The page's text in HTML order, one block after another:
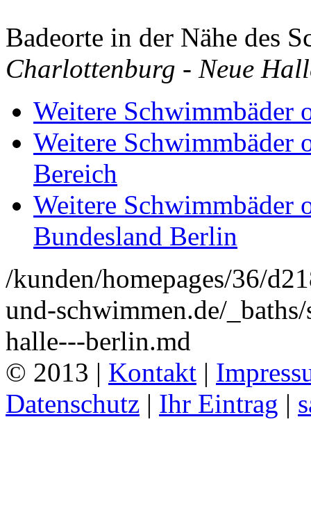
Badeorte in der Nähe des
Charlottenburg - Neue
Weitere Schwimmbäder
Weitere Schwimmbäder
Bereich
Weitere Schwimmbäder
Bundesland Berlin
/kunden/homepages/36/
und-schwimmen.de/
halle---berlin.md
© 2013 | Kontakt |
Datenschutz | Ihr Eintrag |